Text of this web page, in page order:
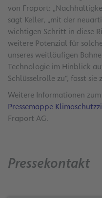
von Fraport:
sagt Keller, „mit der
wichtigen Schritt in diese
weitere Potenzial für
unseres weitläufigen
Technologie im Hinblick
Schlüsselrolle zu“, fasst sie
Weitere Informationen
Pressemappe
Fraport AG.
Pressekontakt